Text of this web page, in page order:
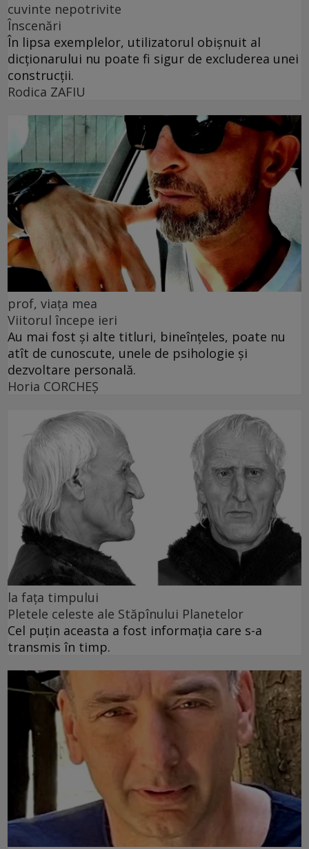
cuvinte nepotrivite
Înscenări
În lipsa exemplelor, utilizatorul obișnuit al
dicționarului nu poate fi sigur de excluderea unei
construcții.
Rodica ZAFIU
prof, viața mea
Viitorul începe ieri
Au mai fost și alte titluri, bineînțeles, poate nu
atît de cunoscute, unele de psihologie și
dezvoltare personală.
Horia CORCHEŞ
la fața timpului
Pletele celeste ale Stăpînului Planetelor
Cel puţin aceasta a fost informaţia care s-a
transmis în timp.